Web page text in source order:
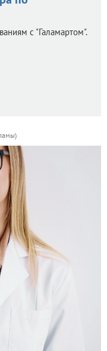
с "Галамартом".